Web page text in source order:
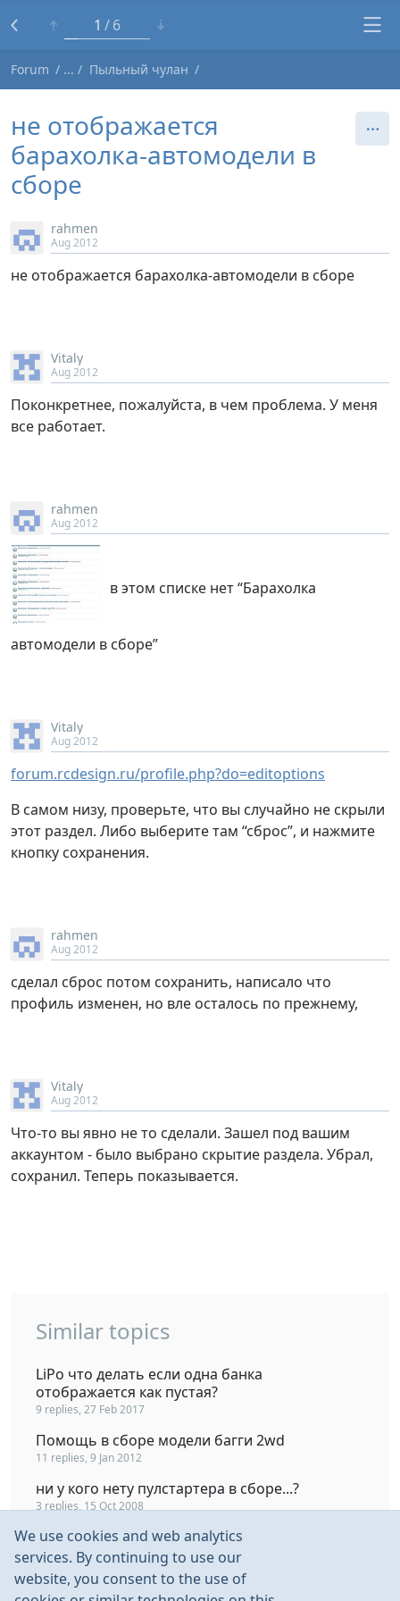
1 6
Forum Пыльный чулан
не отображается
барахолка-автомодели в
сборе
rahmen
Aug 2012
не отображается барахолка-автомодели в сборе
Vitaly
Aug 2012
Поконкретнее, пожалуйста, в чем проблема. У меня
все работает.
rahmen
Aug 2012
в этом списке нет “Барахолка
автомодели в сборе”
Vitaly
Aug 2012
forum.rcdesign.ru/profile.php?do=editoptions
В самом низу, проверьте, что вы случайно не скрыли
этот раздел. Либо выберите там “сброс”, и нажмите
кнопку сохранения.
rahmen
Aug 2012
сделал сброс потом сохранить, написало что
профиль изменен, но вле осталось по прежнему,
Vitaly
Aug 2012
Что-то вы явно не то сделали. Зашел под вашим
аккаунтом - было выбрано скрытие раздела. Убрал,
сохранил. Теперь показывается.
Similar topics
LiPo что делать если одна банка
отображается как пустая?
9 replies, 27 Feb 2017
Помощь в сборе модели багги 2wd
11 replies, 9 Jan 2012
ни у кого нету пулстартера в сборе...?
3 replies, 15 Oct 2008
Не могу создать тему в разделе "Барахолка.
Автомодели в сборе"
3 replies, 7 Sep 2013
We use cookies and web analytics
services. By continuing to use our
website, you consent to the use of